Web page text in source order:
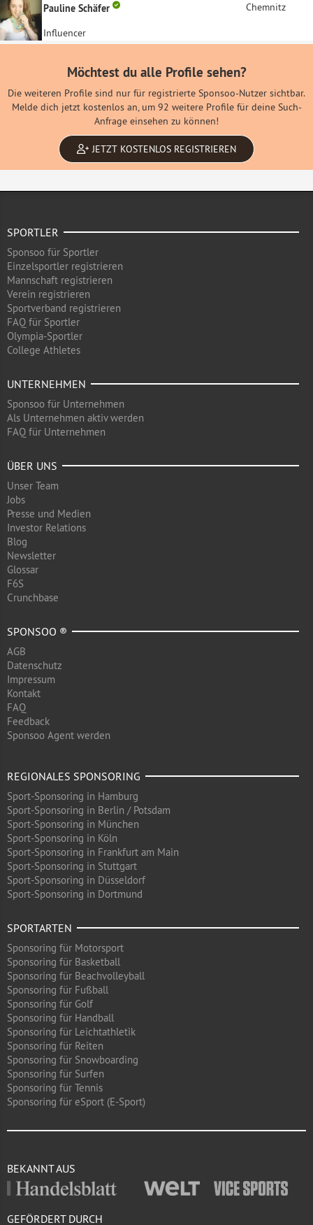
Pauline Schäfer
Chemnitz
Influencer
Möchtest du alle Profile sehen?
Die weiteren Profile sind nur für registrierte Sponsoo-Nutzer sichtbar.
Melde dich jetzt kostenlos an, um 92 weitere Profile für deine Such-
Anfrage einsehen zu können!
JETZT KOSTENLOS REGISTRIEREN
SPORTLER
Sponsoo für Sportler
Einzelsportler registrieren
Mannschaft registrieren
Verein registrieren
Sportverband registrieren
FAQ für Sportler
Olympia-Sportler
College Athletes
UNTERNEHMEN
Sponsoo für Unternehmen
Als Unternehmen aktiv werden
FAQ für Unternehmen
ÜBER UNS
Unser Team
Jobs
Presse und Medien
Investor Relations
Blog
Newsletter
Glossar
F6S
Crunchbase
SPONSOO ®
AGB
Datenschutz
Impressum
Kontakt
FAQ
Feedback
Sponsoo Agent werden
REGIONALES SPONSORING
Sport-Sponsoring in Hamburg
Sport-Sponsoring in Berlin / Potsdam
Sport-Sponsoring in München
Sport-Sponsoring in Köln
Sport-Sponsoring in Frankfurt am Main
Sport-Sponsoring in Stuttgart
Sport-Sponsoring in Düsseldorf
Sport-Sponsoring in Dortmund
SPORTARTEN
Sponsoring für Motorsport
Sponsoring für Basketball
Sponsoring für Beachvolleyball
Sponsoring für Fußball
Sponsoring für Golf
Sponsoring für Handball
Sponsoring für Leichtathletik
Sponsoring für Reiten
Sponsoring für Snowboarding
Sponsoring für Surfen
Sponsoring für Tennis
Sponsoring für eSport (E-Sport)
BEKANNT AUS
GEFÖRDERT DURCH